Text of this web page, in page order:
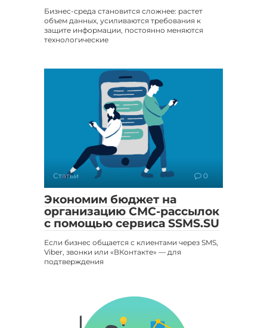
Бизнес-среда становится сложнее: растет
объем данных, усиливаются требования к
защите информации, постоянно меняются
технологические
Статьи 0
Экономим бюджет на
организацию СМС-рассылок
с помощью сервиса SSMS.SU
Если бизнес общается с клиентами через SMS,
Viber, звонки или «ВКонтакте» — для
подтверждения